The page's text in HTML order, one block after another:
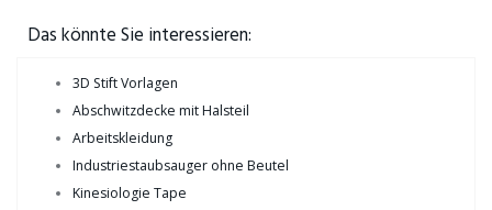
Das könnte Sie interessieren:
3D Stift Vorlagen
Abschwitzdecke mit Halsteil
Arbeitskleidung
Industriestaubsauger ohne Beutel
Kinesiologie Tape